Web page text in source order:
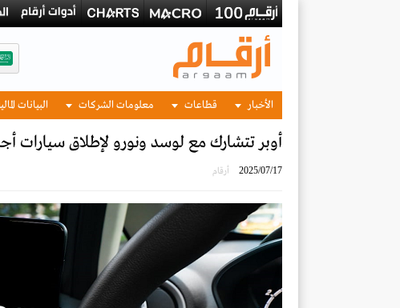
الأخبار قطاعات معلومات الشركات البيانات
أوبر تتشارك مع لوسد ونورو لإطلاق سيارات أجرة
2025/07/17 أرقام